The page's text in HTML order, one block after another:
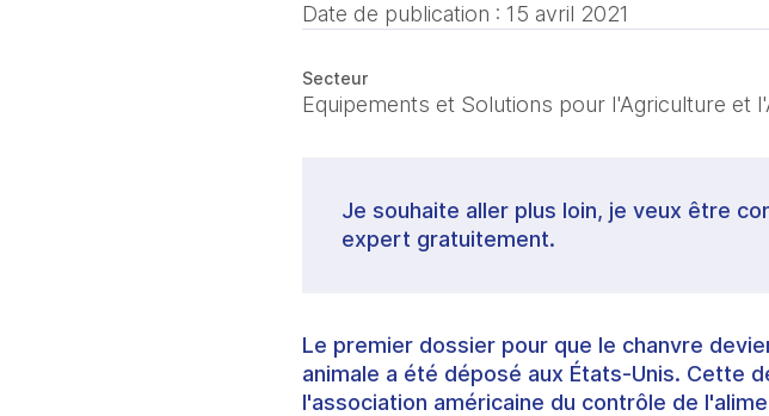
Date de publication : 15 avril 2021
Secteur
Equipements et Solutions pour l'Agriculture et
Je souhaite aller plus loin, je veux être
expert gratuitement.
Le premier dossier pour que le chanvre
animale a été déposé aux États-Unis. Cette
l'association américaine du contrôle de